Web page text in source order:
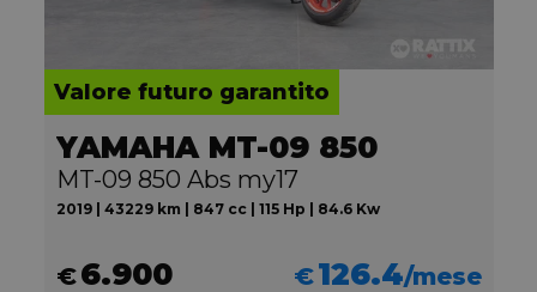
Valore futuro garantito
YAMAHA MT-09 850
MT-09 850 Abs my17
2019 | 43229 km | 847 cc | 115 Hp | 84.6 Kw
€6.900 €126.4/mese